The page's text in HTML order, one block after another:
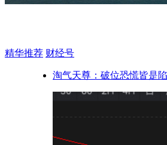
精华推荐 财经号
淘气天尊：破位恐慌皆是